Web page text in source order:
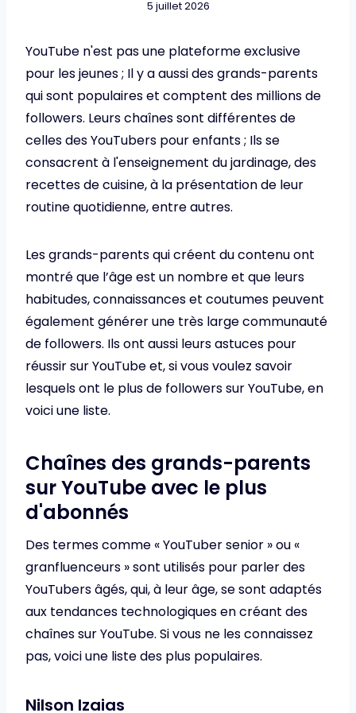
5 juillet 2026
YouTube n'est pas une plateforme exclusive
pour les jeunes ; Il y a aussi des grands-parents
qui sont populaires et comptent des millions de
followers. Leurs chaînes sont différentes de
celles des YouTubers pour enfants ; Ils se
consacrent à l'enseignement du jardinage, des
recettes de cuisine, à la présentation de leur
routine quotidienne, entre autres.
Les grands-parents qui créent du contenu ont
montré que l’âge est un nombre et que leurs
habitudes, connaissances et coutumes peuvent
également générer une très large communauté
de followers. Ils ont aussi leurs astuces pour
réussir sur YouTube et, si vous voulez savoir
lesquels ont le plus de followers sur YouTube, en
voici une liste.
Chaînes des grands-parents
sur YouTube avec le plus
d'abonnés
Des termes comme « YouTuber senior » ou «
granfluenceurs » sont utilisés pour parler des
YouTubers âgés, qui, à leur âge, se sont adaptés
aux tendances technologiques en créant des
chaînes sur YouTube. Si vous ne les connaissez
pas, voici une liste des plus populaires.
Nilson Izaias